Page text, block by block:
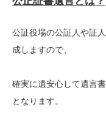
公証役場の公証人や証
成しますので、
確実に遺安心して遺言
となります。